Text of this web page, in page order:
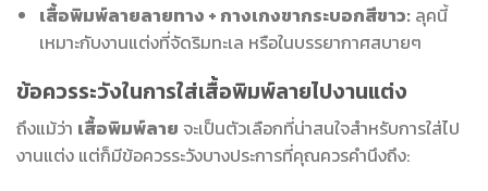
เสื้อพิมพ์ลายลายทาง + กางเกงขากระบอกสีขาว: ลุคนี้
เหมาะกับงานแต่งที่จัดริมทะเล หรือในบรรยากาศสบายๆ
ข้อควรระวังในการใส่เสื้อพิมพ์ลายไปงานแต่ง
ถึงแม้ว่า เสื้อพิมพ์ลาย จะเป็นตัวเลือกที่น่าสนใจสำหรับการใส่ไป
งานแต่ง แต่ก็มีข้อควรระวังบางประการที่คุณควรคำนึงถึง: